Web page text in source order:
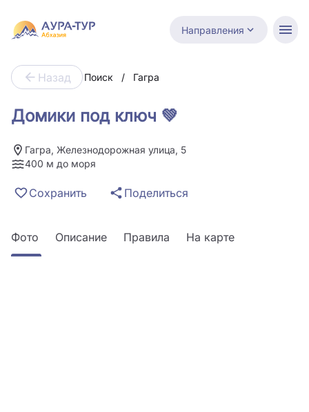
Направления
Назад Поиск / Гагра
Домики под ключ 💚
Гагра, Железнодорожная улица, 5
400 м до моря
Сохранить Поделиться
Фото Описание Правила На карте